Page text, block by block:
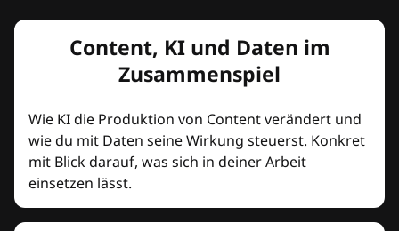
Content, KI und Daten im
Zusammenspiel
Wie KI die Produktion von Content verändert und
wie du mit Daten seine Wirkung steuerst. Konkret
mit Blick darauf, was sich in deiner Arbeit
einsetzen lässt.